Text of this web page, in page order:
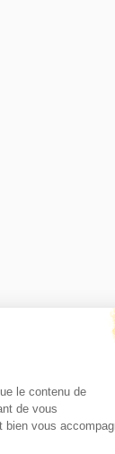
le contenu de
de vous
bien vous